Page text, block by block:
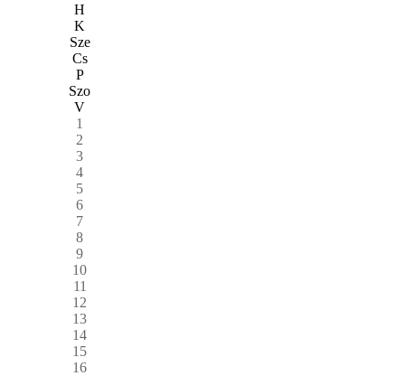
H
K
Sze
Cs
P
Szo
V
1
2
3
4
5
6
7
8
9
10
11
12
13
14
15
16